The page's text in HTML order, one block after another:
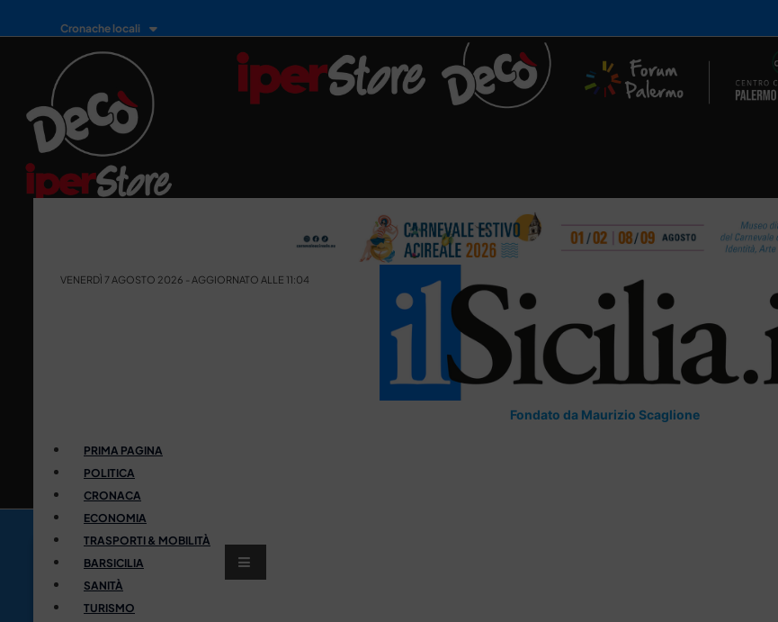
Cronache locali
VENERDÌ 7 AGOSTO 2026 - AGGIORNATO ALLE 11:04
Fondato da Maurizio Scaglione
PRIMA PAGINA
POLITICA
CRONACA
ECONOMIA
TRASPORTI & MOBILITÀ
BARSICILIA
SANITÀ
TURISMO